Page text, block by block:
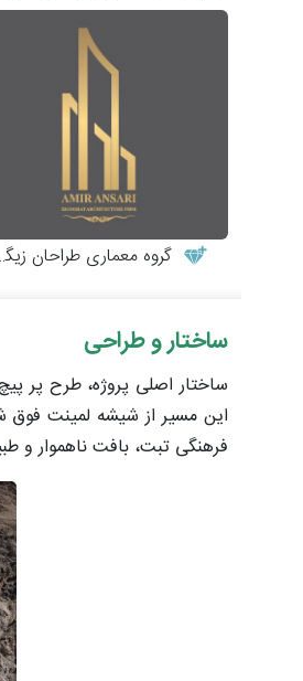
گروه معماری طراحان زیگورات
ساختار و طراحی
این مسیر از شیشه لمینت فوق
فرهنگی تبت، بافت ناهموار و